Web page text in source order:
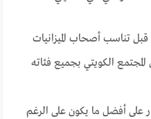
تناسب أصحاب الميزانيات
الكويتي بجميع فئاته
على أفضل ما يكون على الرغم